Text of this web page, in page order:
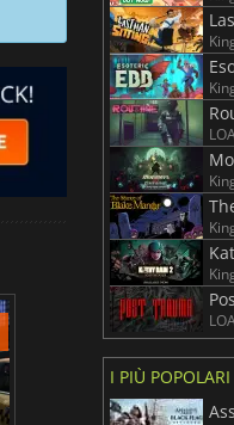
I PIÙ POPOLARI